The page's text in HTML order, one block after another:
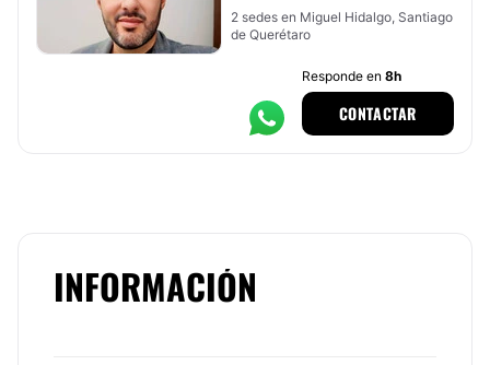
2 sedes en Miguel Hidalgo, Santiago
de Querétaro
Responde en 8h
CONTACTAR
INFORMACIÓN